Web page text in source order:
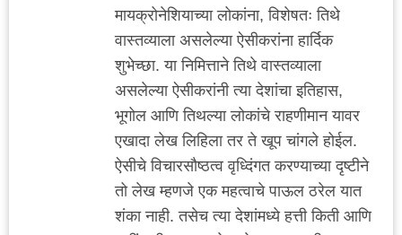
मायक्रोनेशियाच्या लोकांना, विशेषतः तिथे
वास्तव्याला असलेल्या ऐसीकरांना हार्दिक
शुभेच्छा. या निमित्ताने तिथे वास्तव्याला
असलेल्या ऐसीकरांनी त्या देशांचा इतिहास,
भूगोल आणि तिथल्या लोकांचे राहणीमान यावर
एखादा लेख लिहिला तर ते खूप चांगले होईल.
ऐसीचे विचारसौष्ठत्व वृध्दिंगत करण्याच्या दृष्टीने
तो लेख म्हणजे एक महत्वाचे पाऊल ठरेल यात
शंका नाही. तसेच त्या देशांमध्ये हत्ती किती आणि